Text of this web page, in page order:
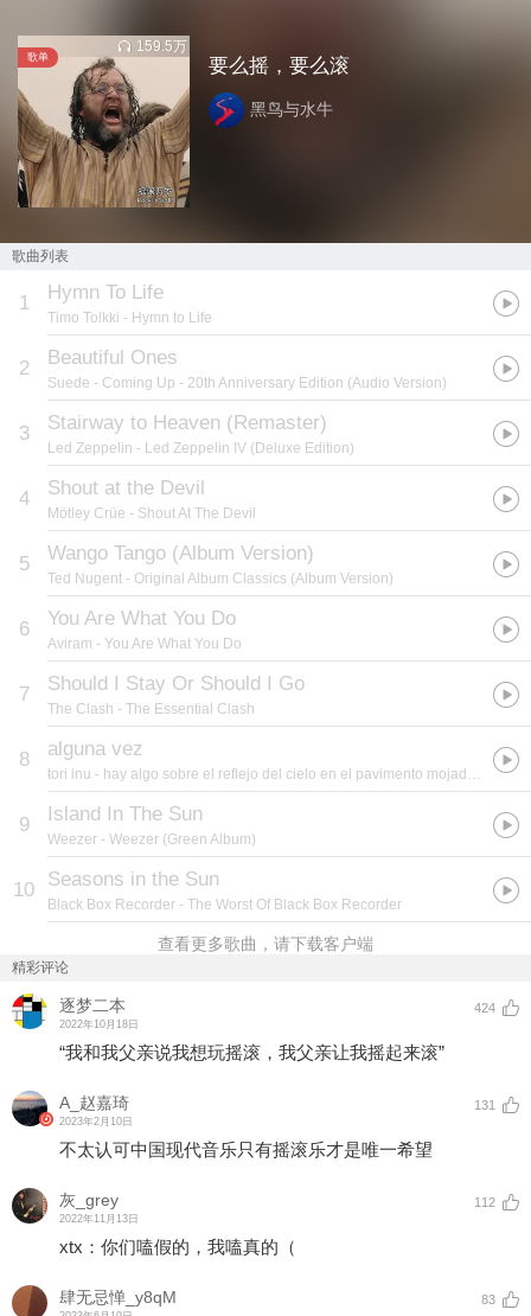
歌单
159.5万
要么摇，要么滚
黑鸟与水牛
歌曲列表
1 Hymn To Life
Timo Tolkki - Hymn to Life
2 Beautiful Ones
Suede - Coming Up - 20th Anniversary Edition (Audio Version)
3 Stairway to Heaven (Remaster)
Led Zeppelin - Led Zeppelin IV (Deluxe Edition)
4 Shout at the Devil
Mötley Crüe - Shout At The Devil
5 Wango Tango (Album Version)
Ted Nugent - Original Album Classics (Album Version)
6 You Are What You Do
Aviram - You Are What You Do
7 Should I Stay Or Should I Go
The Clash - The Essential Clash
8 alguna vez
tori inu - hay algo sobre el reflejo del cielo en el pavimento mojado que no me deja pensar en algo que no seas tú
9 Island In The Sun
Weezer - Weezer (Green Album)
10 Seasons in the Sun
Black Box Recorder - The Worst Of Black Box Recorder
查看更多歌曲，请下载客户端
精彩评论
逐梦二本
2022年10月18日
424
“我和我父亲说我想玩摇滚，我父亲让我摇起来滚”
A_赵嘉琦
2023年2月10日
131
不太认可中国现代音乐只有摇滚乐才是唯一希望
灰_grey
2022年11月13日
112
xtx：你们嗑假的，我嗑真的（
肆无忌惮_y8qM 83